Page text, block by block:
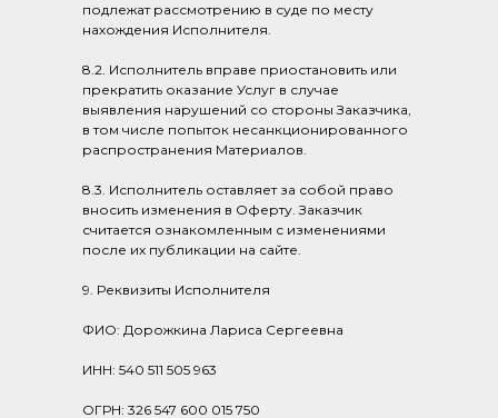
подлежат рассмотрению в суде по месту
нахождения Исполнителя.
8.2. Исполнитель вправе приостановить или
прекратить оказание Услуг в случае
выявления нарушений со стороны Заказчика,
в том числе попыток несанкционированного
распространения Материалов.
8.3. Исполнитель оставляет за собой право
вносить изменения в Оферту. Заказчик
считается ознакомленным с изменениями
после их публикации на сайте.
9. Реквизиты Исполнителя
ФИО: Дорожкина Лариса Сергеевна
ИНН: 540 511 505 963
ОГРН: 326 547 600 015 750